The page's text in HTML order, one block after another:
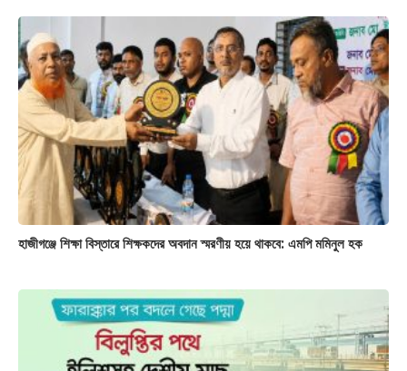
হাজীগঞ্জে শিক্ষা বিস্তারে শিক্ষকদের অবদান স্মরণীয় হয়ে থাকবে: এমপি মমিনুল হক